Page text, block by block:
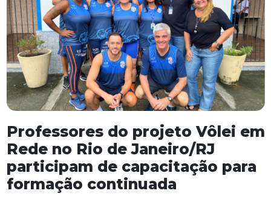
Professores do projeto Vôlei em
Rede no Rio de Janeiro/RJ
participam de capacitação para
formação continuada